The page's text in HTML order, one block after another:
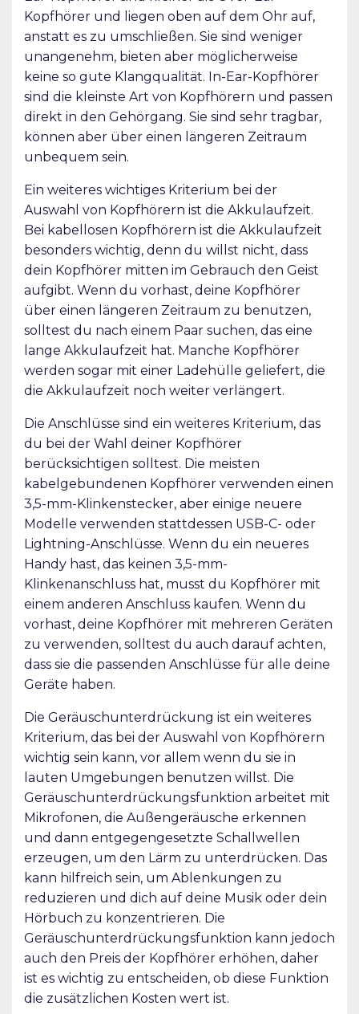
Kopfhörer und liegen oben auf dem Ohr auf,
anstatt es zu umschließen. Sie sind weniger
unangenehm, bieten aber möglicherweise
keine so gute Klangqualität. In-Ear-Kopfhörer
sind die kleinste Art von Kopfhörern und passen
direkt in den Gehörgang. Sie sind sehr tragbar,
können aber über einen längeren Zeitraum
unbequem sein.
Ein weiteres wichtiges Kriterium bei der
Auswahl von Kopfhörern ist die Akkulaufzeit.
Bei kabellosen Kopfhörern ist die Akkulaufzeit
besonders wichtig, denn du willst nicht, dass
dein Kopfhörer mitten im Gebrauch den Geist
aufgibt. Wenn du vorhast, deine Kopfhörer
über einen längeren Zeitraum zu benutzen,
solltest du nach einem Paar suchen, das eine
lange Akkulaufzeit hat. Manche Kopfhörer
werden sogar mit einer Ladehülle geliefert, die
die Akkulaufzeit noch weiter verlängert.
Die Anschlüsse sind ein weiteres Kriterium, das
du bei der Wahl deiner Kopfhörer
berücksichtigen solltest. Die meisten
kabelgebundenen Kopfhörer verwenden einen
3,5-mm-Klinkenstecker, aber einige neuere
Modelle verwenden stattdessen USB-C- oder
Lightning-Anschlüsse. Wenn du ein neueres
Handy hast, das keinen 3,5-mm-
Klinkenanschluss hat, musst du Kopfhörer mit
einem anderen Anschluss kaufen. Wenn du
vorhast, deine Kopfhörer mit mehreren Geräten
zu verwenden, solltest du auch darauf achten,
dass sie die passenden Anschlüsse für alle deine
Geräte haben.
Die Geräuschunterdrückung ist ein weiteres
Kriterium, das bei der Auswahl von Kopfhörern
wichtig sein kann, vor allem wenn du sie in
lauten Umgebungen benutzen willst. Die
Geräuschunterdrückungsfunktion arbeitet mit
Mikrofonen, die Außengeräusche erkennen
und dann entgegengesetzte Schallwellen
erzeugen, um den Lärm zu unterdrücken. Das
kann hilfreich sein, um Ablenkungen zu
reduzieren und dich auf deine Musik oder dein
Hörbuch zu konzentrieren. Die
Geräuschunterdrückungsfunktion kann jedoch
auch den Preis der Kopfhörer erhöhen, daher
ist es wichtig zu entscheiden, ob diese Funktion
die zusätzlichen Kosten wert ist.